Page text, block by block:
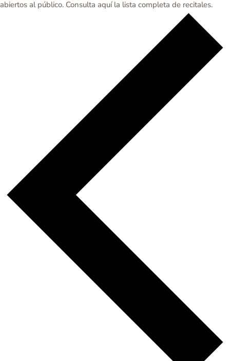
abiertos al público. Consulta aquí la lista completa de recitales.